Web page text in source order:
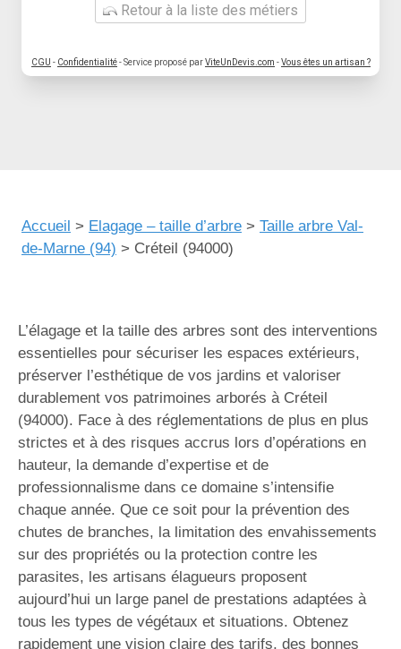
Retour à la liste des métiers
CGU - Confidentialité- Service proposé parViteUnDevis.com -Vous êtes un artisan ?
Accueil > Elagage – taille d’arbre > Taille arbre Val-
de-Marne (94) > Créteil (94000)
L’élagage et la taille des arbres sont des interventions
essentielles pour sécuriser les espaces extérieurs,
préserver l’esthétique de vos jardins et valoriser
durablement vos patrimoines arborés à Créteil
(94000). Face à des réglementations de plus en plus
strictes et à des risques accrus lors d’opérations en
hauteur, la demande d’expertise et de
professionnalisme dans ce domaine s’intensifie
chaque année. Que ce soit pour la prévention des
chutes de branches, la limitation des envahissements
sur des propriétés ou la protection contre les
parasites, les artisans élagueurs proposent
aujourd’hui un large panel de prestations adaptées à
tous les types de végétaux et situations. Obtenez
rapidement une vision claire des tarifs, des bonnes